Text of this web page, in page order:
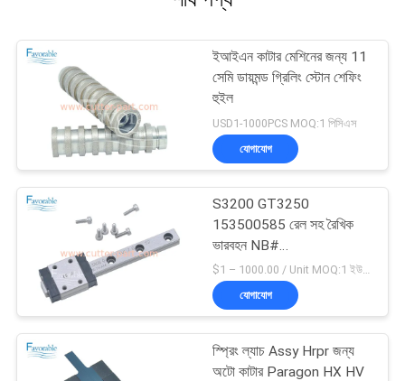
ইআইএন কাটার মেশিনের জন্য 11
সেমি ডায়মন্ড গ্রিলিং স্টোন শেফিং
হুইল
USD1-1000PCS MOQ:1 পিসিএস
যোগাযোগ
S3200 GT3250
153500585 রেল সহ রৈখিক
ভারবহন NB#
NBSEBS7AUU-1-70
$1 – 1000.00 / Unit MOQ:1 ইউনিট/ইউনিট অবহেলিত
যোগাযোগ
স্প্রিং ল্যাচ Assy Hrpr জন্য
অটো কাটার Paragon HX HV